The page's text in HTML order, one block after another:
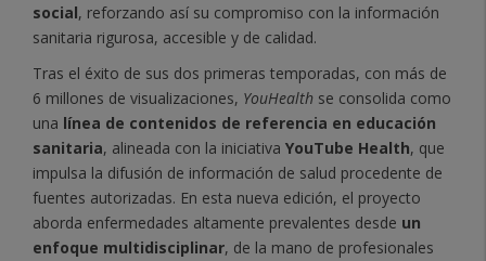
social, reforzando así su compromiso con la información
sanitaria rigurosa, accesible y de calidad.
Tras el éxito de sus dos primeras temporadas, con más de
6 millones de visualizaciones, YouHealth se consolida como
una línea de contenidos de referencia en educación
sanitaria, alineada con la iniciativa YouTube Health, que
impulsa la difusión de información de salud procedente de
fuentes autorizadas. En esta nueva edición, el proyecto
aborda enfermedades altamente prevalentes desde un
enfoque multidisciplinar, de la mano de profesionales